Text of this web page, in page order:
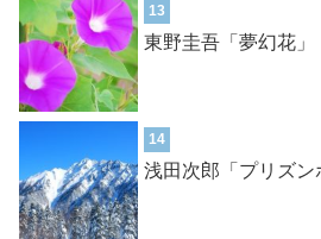
13
東野圭吾「夢幻花」
14
浅田次郎「プリズン